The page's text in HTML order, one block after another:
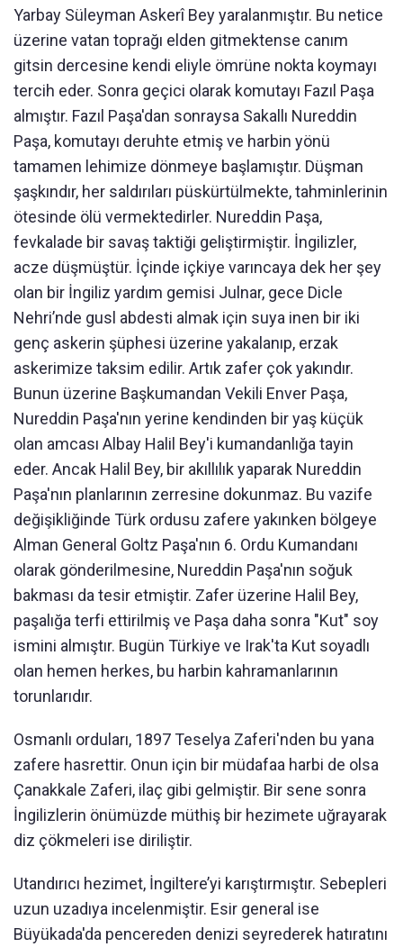
Yarbay Süleyman Askerî Bey yaralanmıştır. Bu netice
üzerine vatan toprağı elden gitmektense canım
gitsin dercesine kendi eliyle ömrüne nokta koymayı
tercih eder. Sonra geçici olarak komutayı Fazıl Paşa
almıştır. Fazıl Paşa'dan sonraysa Sakallı Nureddin
Paşa, komutayı deruhte etmiş ve harbin yönü
tamamen lehimize dönmeye başlamıştır. Düşman
şaşkındır, her saldırıları püskürtülmekte, tahminlerinin
ötesinde ölü vermektedirler. Nureddin Paşa,
fevkalade bir savaş taktiği geliştirmiştir. İngilizler,
acze düşmüştür. İçinde içkiye varıncaya dek her şey
olan bir İngiliz yardım gemisi Julnar, gece Dicle
Nehri’nde gusl abdesti almak için suya inen bir iki
genç askerin şüphesi üzerine yakalanıp, erzak
askerimize taksim edilir. Artık zafer çok yakındır.
Bunun üzerine Başkumandan Vekili Enver Paşa,
Nureddin Paşa'nın yerine kendinden bir yaş küçük
olan amcası Albay Halil Bey'i kumandanlığa tayin
eder. Ancak Halil Bey, bir akıllılık yaparak Nureddin
Paşa'nın planlarının zerresine dokunmaz. Bu vazife
değişikliğinde Türk ordusu zafere yakınken bölgeye
Alman General Goltz Paşa'nın 6. Ordu Kumandanı
olarak gönderilmesine, Nureddin Paşa'nın soğuk
bakması da tesir etmiştir. Zafer üzerine Halil Bey,
paşalığa terfi ettirilmiş ve Paşa daha sonra "Kut" soy
ismini almıştır. Bugün Türkiye ve Irak'ta Kut soyadlı
olan hemen herkes, bu harbin kahramanlarının
torunlarıdır.
Osmanlı orduları, 1897 Teselya Zaferi'nden bu yana
zafere hasrettir. Onun için bir müdafaa harbi de olsa
Çanakkale Zaferi, ilaç gibi gelmiştir. Bir sene sonra
İngilizlerin önümüzde müthiş bir hezimete uğrayarak
diz çökmeleri ise diriliştir.
Utandırıcı hezimet, İngiltere’yi karıştırmıştır. Sebepleri
uzun uzadıya incelenmiştir. Esir general ise
Büyükada'da pencereden denizi seyrederek hatıratını